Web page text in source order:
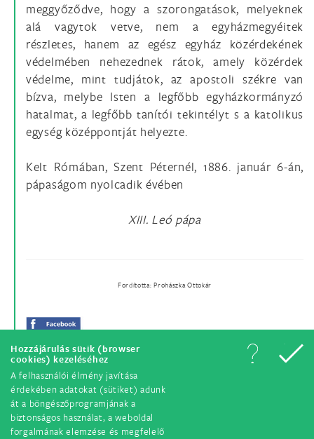
Hozzájárulás sütik (browser
cookies) kezeléséhez
A felhasználói élmény javítása
érdekében adatokat (sütiket) adunk
át a böngészőprogramjának a
biztonságos használat, a weboldal
forgalmának elemzése és megfelelő
meggyőződve, hogy a szorongatások, melyeknek
alá vagytok vetve, nem a egyházmegyéitek
részletes, hanem az egész egyház közérdekének
védelmében nehezednek rátok, amely közérdek
védelme, mint tudjátok, az apostoli székre van
bízva, melybe Isten a legfőbb egyházkormányzó
hatalmat, a legfőbb tanítói tekintélyt s a katolikus
egység középpontját helyezte.
Kelt Rómában, Szent Péternél, 1886. január 6-án,
pápaságom nyolcadik évében
XIII. Leó pápa
Fordította: Prohászka Ottokár